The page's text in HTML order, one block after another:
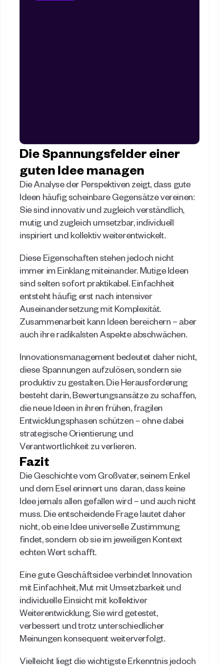
Die Spannungsfelder einer
guten Idee managen
Die Analyse der Perspektiven zeigt, dass gute
Ideen häufig scheinbare Gegensätze vereinen:
Sie sind innovativ und zugleich verständlich,
mutig und zugleich umsetzbar, individuell
inspiriert und kollektiv weiterentwickelt.
Diese Eigenschaften stehen jedoch nicht
immer im Einklang miteinander. Mutige Ideen
sind selten sofort praktikabel. Einfachheit
entsteht häufig erst nach intensiver
Auseinandersetzung mit Komplexität.
Zusammenarbeit kann Ideen bereichern – aber
auch ihre radikalsten Aspekte abschwächen.
Innovationsmanagement bedeutet daher nicht,
diese Spannungen aufzulösen, sondern sie
produktiv zu gestalten. Die Herausforderung
besteht darin, Bewertungsansätze zu schaffen,
die neue Ideen in ihren frühen, fragilen
Entwicklungsphasen schützen – ohne dabei
strategische Orientierung und
Verantwortlichkeit zu verlieren.
Fazit
Die Geschichte vom Großvater, seinem Enkel
und dem Esel erinnert uns daran, dass keine
Idee jemals allen gefallen wird – und auch nicht
muss. Die entscheidende Frage lautet daher
nicht, ob eine Idee universelle Zustimmung
findet, sondern ob sie im jeweiligen Kontext
echten Wert schafft.
Eine gute Geschäftsidee verbindet Innovation
mit Einfachheit, Mut mit Umsetzbarkeit und
individuelle Einsicht mit kollektiver
Weiterentwicklung. Sie wird getestet,
verbessert und trotz unterschiedlicher
Meinungen konsequent weiterverfolgt.
Vielleicht liegt die wichtigste Erkenntnis jedoch